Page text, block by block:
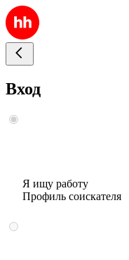
Вход
Я ищу работу
Профиль соискателя